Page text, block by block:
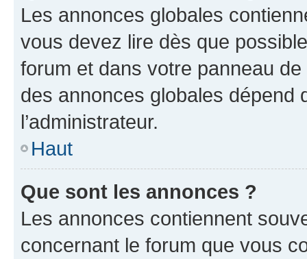
Les annonces globales
vous devez lire dès que
forum et dans votre panneau
des annonces globales dépend
l’administrateur.
Haut
Que sont les annonces ?
Les annonces contiennent
concernant le forum que vous